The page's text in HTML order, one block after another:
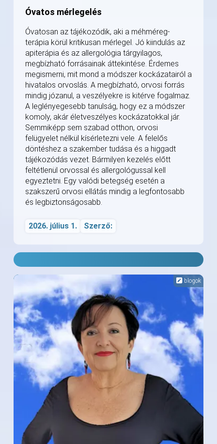
Óvatos mérlegelés
Óvatosan az tájékozódik, aki a méhméreg-
terápia körül kritikusan mérlegel. Jó kiindulás az
apiterápia és az allergológia tárgyilagos,
megbízható forrásainak áttekintése. Érdemes
megismerni, mit mond a módszer kockázatairól a
hivatalos orvoslás. A megbízható, orvosi forrás
mindig józanul, a veszélyekre is kitérve fogalmaz.
A leglényegesebb tanulság, hogy ez a módszer
komoly, akár életveszélyes kockázatokkal jár.
Semmiképp sem szabad otthon, orvosi
felügyelet nélkül kísérletezni vele. A felelős
döntéshez a szakember tudása és a higgadt
tájékozódás vezet. Bármilyen kezelés előtt
feltétlenül orvossal és allergológussal kell
egyeztetni. Egy valódi betegség esetén a
szakszerű orvosi ellátás mindig a legfontosabb
és legbiztonságosabb.
2026. július 1. Szerző:
blogok